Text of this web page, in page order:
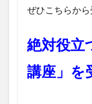
ぜひこちらから
絶対役立
講座」を